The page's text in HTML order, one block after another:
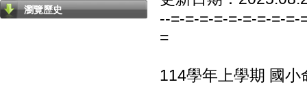
瀏覽歷史
--=-=-=-=-=-=-=-=-=-
=
114學年上學期 國小